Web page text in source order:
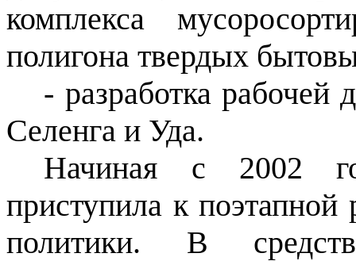
комплекса
полигона твердых
- разработка рабочей
Селенга и Уда.
Начиная с 2002
приступила к поэтапной
политики. В